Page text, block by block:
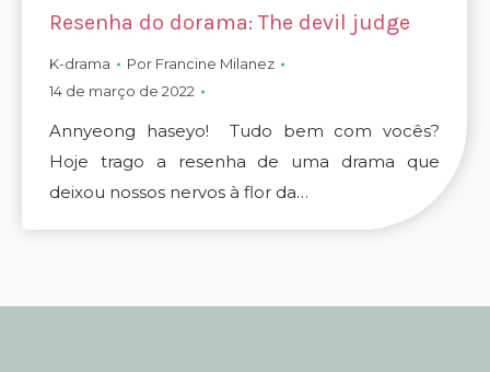
Resenha do dorama: The devil judge
K-drama Por Francine Milanez
14 de março de 2022
Annyeong haseyo! Tudo bem com vocês?
Hoje trago a resenha de uma drama que
deixou nossos nervos à flor da…